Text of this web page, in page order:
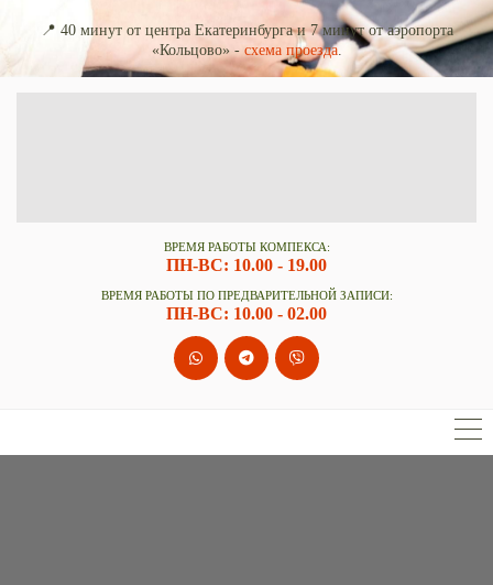
📍 40 минут от центра Екатеринбурга и 7 минут от аэропорта
«Кольцово» - схема проезда.
ВРЕМЯ РАБОТЫ КОМПЕКСА:
ПН-ВС: 10.00 - 19.00
ВРЕМЯ РАБОТЫ ПО ПРЕДВАРИТЕЛЬНОЙ ЗАПИСИ:
ПН-ВС: 10.00 - 02.00